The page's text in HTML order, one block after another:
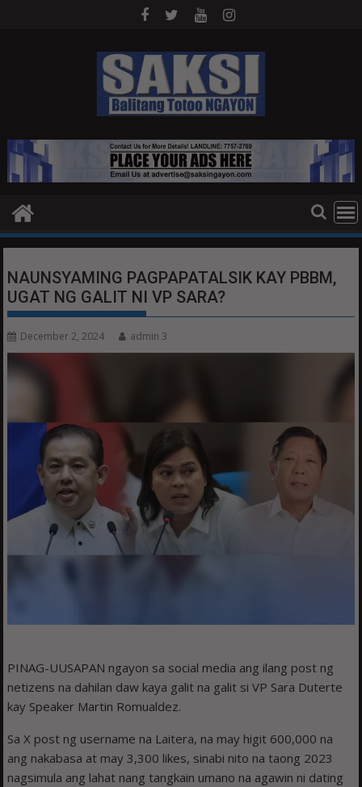
NAUNSYAMING PAGPAPATALSIK KAY PBBM,
UGAT NG GALIT NI VP SARA?
December 2, 2024 admin 3
PINAG-UUSAPAN ngayon sa social media ang ilang post ng
netizens na dahilan daw kaya galit na galit si VP Sara Duterte
kay Speaker Martin Romualdez.
Sa X post ng username na Laitera, na may higit 600,000 na
ang nakabasa at may 3,300 likes, sinabi nito na taong 2023
nagsimula ang lahat nang tangkain umano na agawin ni dating